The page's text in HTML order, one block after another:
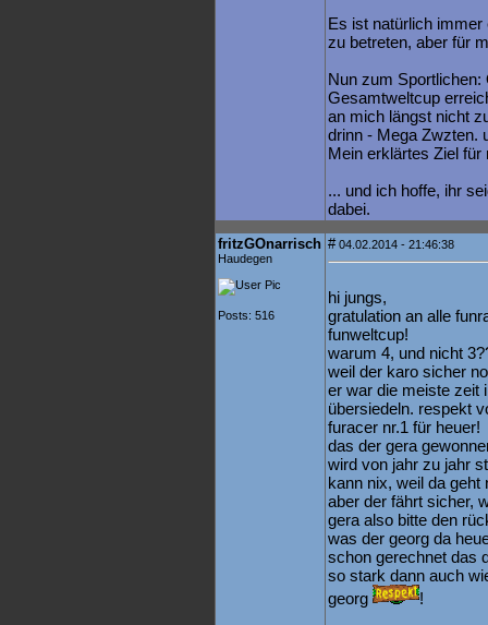
Es ist natürlich immer
zu betreten, aber für
Nun zum Sportlichen:
Gesamtweltcup
an mich längst nicht
drinn - Mega Zwzten.
Mein erklärtes Ziel für
... und ich hoffe, ihr
dabei.
fritzGOnarrisch
Haudegen
Posts: 516
#04.02.2014 - 21:46:38
hi jungs,
gratulation an alle
funweltcup!
warum 4, und nicht
weil der karo sicher
er war die meiste zeit
übersiedeln. respekt
furacer nr.1 für heuer!
das der gera
wird von jahr zu jahr
kann nix, weil da geht
aber der fährt sicher,
gera also bitte den
was der georg da
schon gerechnet das
so stark dann auch
georg
!